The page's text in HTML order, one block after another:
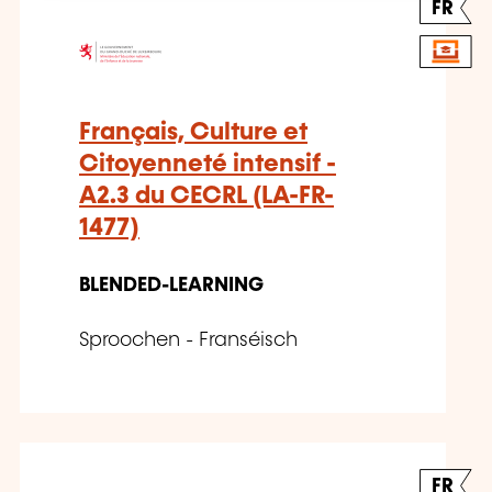
FR
Français, Culture et
Citoyenneté intensif -
A2.3 du CECRL (LA-FR-
1477)
BLENDED-LEARNING
Sproochen - Franséisch
FR